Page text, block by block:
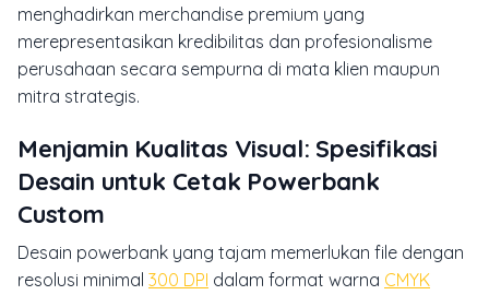
menghadirkan merchandise premium yang
merepresentasikan kredibilitas dan profesionalisme
perusahaan secara sempurna di mata klien maupun
mitra strategis.
Menjamin Kualitas Visual: Spesifikasi
Desain untuk Cetak Powerbank
Custom
Desain powerbank yang tajam memerlukan file dengan
resolusi minimal 300 DPI dalam format warna CMYK